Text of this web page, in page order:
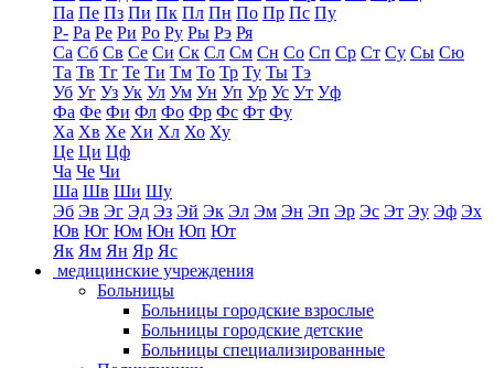
Па Пе Пз Пи Пк Пл Пн По Пр Пс Пу
Р- Ра Ре Ри Ро Ру Ры Рэ Ря
Са Сб Св Се Си Ск Сл См Сн Со Сп Ср Ст Су Сы Сю
Та Тв Тг Те Ти Тм То Тр Ту Ты Тэ
Уб Уг Уз Ук Ул Ум Ун Уп Ур Ус Ут Уф
Фа Фе Фи Фл Фо Фр Фс Фт Фу
Ха Хв Хе Хи Хл Хо Ху
Це Ци Цф
Ча Че Чи
Ша Шв Ши Шу
Эб Эв Эг Эд Эз Эй Эк Эл Эм Эн Эп Эр Эс Эт Эу Эф Эх
Юв Юг Юм Юн Юп Ют
Як Ям Ян Яр Яс
медицинские учреждения
Больницы
Больницы городские взрослые
Больницы городские детские
Больницы специализированные